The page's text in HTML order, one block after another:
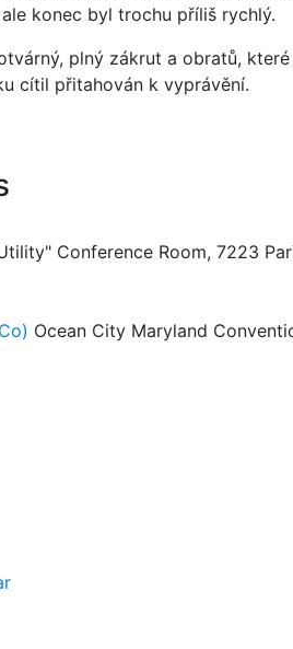
konec byl trochu příliš rychlý.
plný zákrut a obratů,
cítil přitahován k vyprávění.
Conference Room, 7223
Ocean City Maryland